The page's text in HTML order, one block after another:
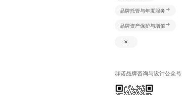
品牌托管与年度服务
品牌资产保护与增值
新媒体+资源创意及推广
网络识别系统
产品规划研造系统
群诺品牌咨询与设计公众号